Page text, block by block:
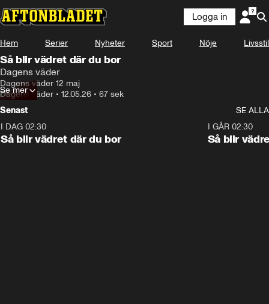
Logga in
Hem Serier Nyheter Sport Nöje Livsstil
Så blir vädret där du bor
Dagens väder
Dagens väder 12 maj
Dagens väder • 12.05.26 • 67 sek
Se mer
Senast
SE ALLA
I DAG 02:30
Så blir vädret där du bor
I GÅR 02:30
Så blir